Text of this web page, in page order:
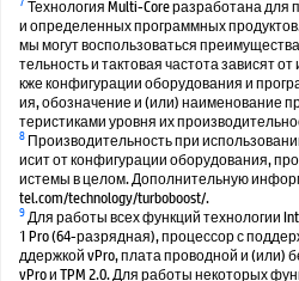
Технология Multi-Core разработана
и определенных программных
мы могут воспользоваться
тельность и тактовая частота зависят
кже конфигурации оборудования и
ия, обозначение и (или) наименование
теристиками уровня их
8 Производительность при
исит от конфигурации оборудования,
истемы в целом. Дополнительную
tel.com/technology/turboboost/.
9Для работы всех функций технологии
1 Pro (64-разрядная), процессор с
ддержкой vPro, плата проводной и (или)
vPro и TPM 2.0. Для работы некоторых